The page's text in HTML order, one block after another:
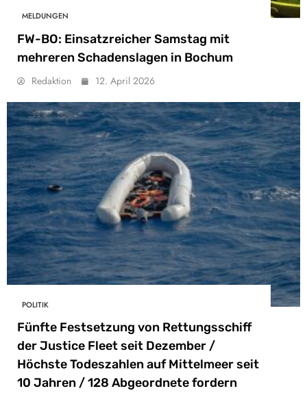
MELDUNGEN
FW-BO: Einsatzreicher Samstag mit
mehreren Schadenslagen in Bochum
Redaktion 12. April 2026
POLITIK
Fünfte Festsetzung von Rettungsschiff
der Justice Fleet seit Dezember /
Höchste Todeszahlen auf Mittelmeer seit
10 Jahren / 128 Abgeordnete fordern